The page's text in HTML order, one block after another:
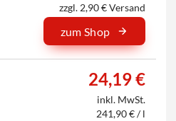
zzgl. 2,90 € Versand
zum Shop
24,19 €
inkl. MwSt.
241,90 € / l